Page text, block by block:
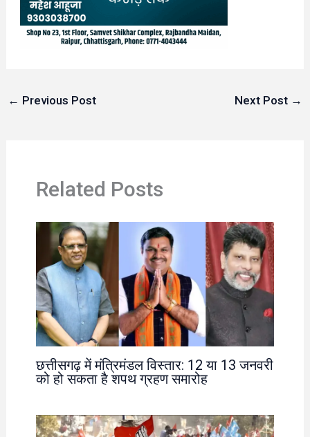
← Previous Post Next Post →
Related Posts
छत्तीसगढ़ में मंत्रिमंडल विस्तार: 12 या 13 जनवरी
को हो सकता है शपथ ग्रहण समारोह